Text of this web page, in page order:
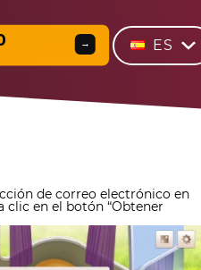
→ ES
de correo electrónico en
clic en el botón “Obtener